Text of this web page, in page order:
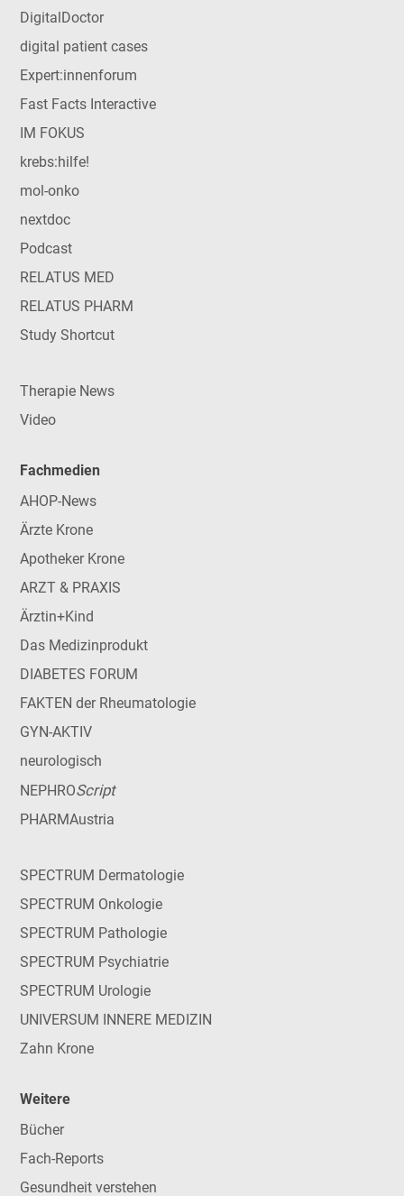
DigitalDoctor
digital patient cases
Expert:innenforum
Fast Facts Interactive
IM FOKUS
krebs:hilfe!
mol-onko
nextdoc
Podcast
RELATUS MED
RELATUS PHARM
Study Shortcut
Therapie News
Video
Fachmedien
AHOP-News
Ärzte Krone
Apotheker Krone
ARZT & PRAXIS
Ärztin+Kind
Das Medizinprodukt
DIABETES FORUM
FAKTEN der Rheumatologie
GYN-AKTIV
neurologisch
NEPHROScript
PHARMAustria
SPECTRUM Dermatologie
SPECTRUM Onkologie
SPECTRUM Pathologie
SPECTRUM Psychiatrie
SPECTRUM Urologie
UNIVERSUM INNERE MEDIZIN
Zahn Krone
Weitere
Bücher
Fach-Reports
Gesundheit verstehen